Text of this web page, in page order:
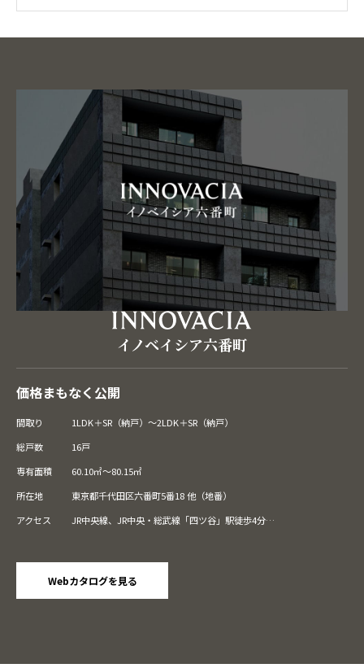
イノベイシア六番町
価格まもなく公開
間取り
1LDK＋SR（納戸）～2LDK＋SR（納戸）
総戸数
16戸
専有面積
60.10㎡～80.15㎡
所在地
東京都千代田区六番町5番18 他（地番）
アクセス
JR中央線、JR中央・総武線「四ツ谷」駅徒歩4分
［6:00〜23:00まで利用可］）徒歩5分
JR中央・総武線、都営地下鉄新宿線、東京メトロ南北線・有楽町線
「市ヶ谷」駅徒歩9分
Webカタログを見る